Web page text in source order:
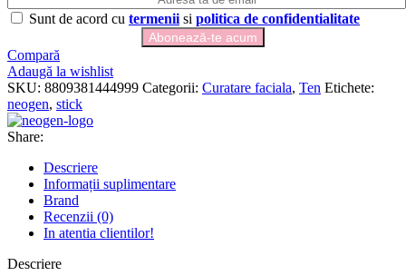
Sunt de acord cu termenii si politica de confidentialitate
Compară
Adaugă la wishlist
SKU: 8809381444999 Categorii: Curatare faciala, Ten Etichete:
neogen, stick
Share:
Descriere
Informații suplimentare
Brand
Recenzii (0)
In atentia clientilor!
Descriere